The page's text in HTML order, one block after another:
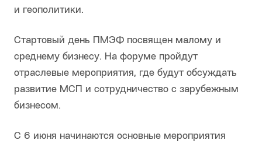
и геополитики.
Стартовый день ПМЭФ посвящен малому и
среднему бизнесу. На форуме пройдут
отраслевые мероприятия, где будут обсуждать
развитие МСП и сотрудничество с зарубежным
бизнесом.
С 6 июня начинаются основные мероприятия